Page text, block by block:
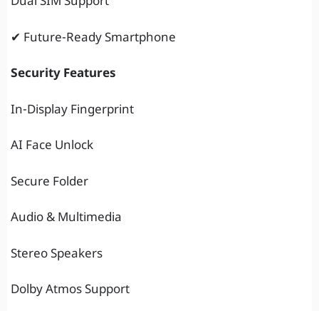
✔ Future-Ready Smartphone
Security Features
In-Display Fingerprint
AI Face Unlock
Secure Folder
Audio & Multimedia
Stereo Speakers
Dolby Atmos Support